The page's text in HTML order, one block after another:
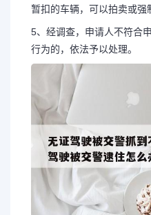
暂扣的车辆，可以拍卖或强
5、经调查，申请人不符合
行为的，依法予以处理。